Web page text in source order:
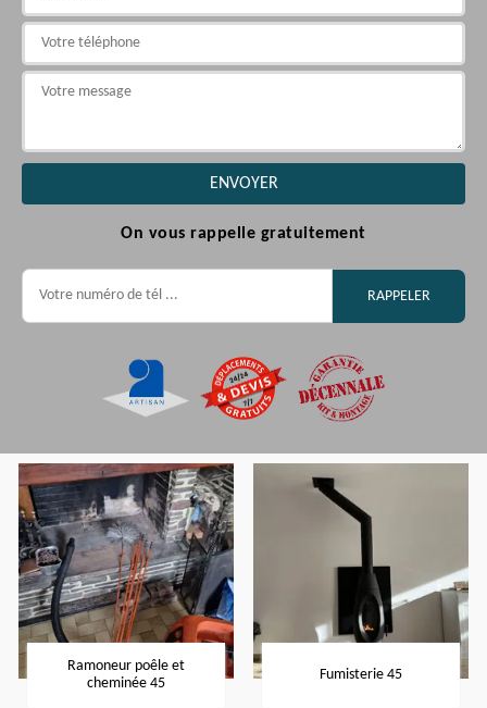
On vous rappelle gratuitement
Ramoneur poêle et
cheminée 45
Fumisterie 45